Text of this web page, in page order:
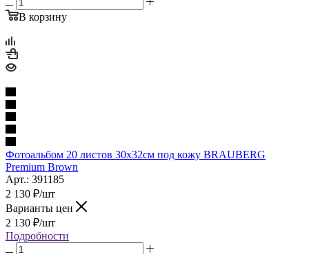
В корзину
Фотоальбом 20 листов 30х32см под кожу BRAUBERG
Premium Brown
Арт.: 391185
2 130 ₽/шт
Варианты цен
2 130 ₽/шт
Подробности